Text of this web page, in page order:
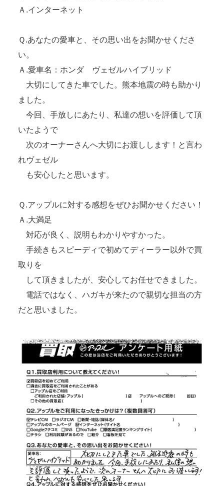
Ａ.インターネット
Ｑ.あなたの愛車と、その思い出をお聞かせくださ
い。
Ａ.愛車名：ホンダ ヴェゼルハイブリッド
大切にしてきた車でした。熊本地震の時も助かり
ました。
今回、手放しにあたり、私達の想いを評価して頂
いたようで
次のオーナーさんへ大切にお渡しします！と言わ
れヴェゼル
も安心したと思います。
Ｑ.アップルに対する感想をぜひお聞かせください！
Ａ.大満足
対応が良く、説明もわかりやすかった。
手続きもスピーディで初めてディーラー以外で買
取りを
して頂きましたが、安心してお任せできました。
電話ではなく、ハガキが来たので親切な担当の方
だと思いました。